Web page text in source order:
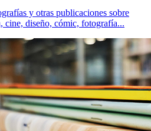
y otras publicaciones sobre
cine, diseño, cómic, fotografía...